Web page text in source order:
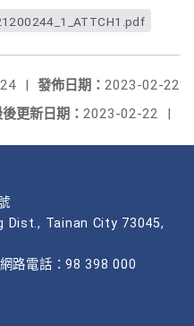
發佈日期： 2023-02-22
|
更新日期： 2023-02-22 |
Dist., Tainan City 73045,
網路電話：98 398 000